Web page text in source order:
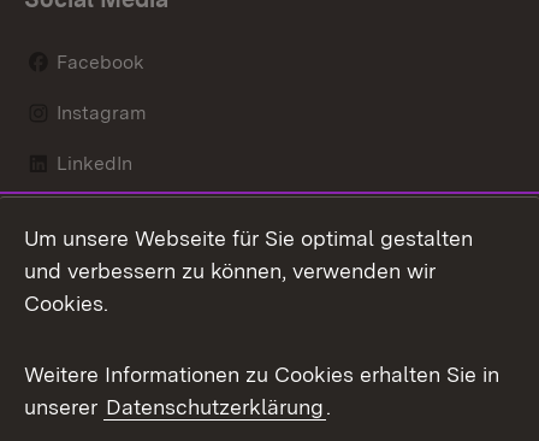
Facebook
Instagram
LinkedIn
X / Twitter
Youtube
Kontakt
Datenschutz
Um unsere Webseite für Sie optimal gestalten
und verbessern zu können, verwenden wir
Cookies.
Weitere Informationen zu Cookies erhalten Sie in
unserer Datenschutzerklärung.